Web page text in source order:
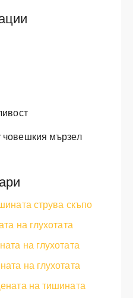
мързел
струва скъпо
на глухотата
на глухотата
на глухотата
на тишината